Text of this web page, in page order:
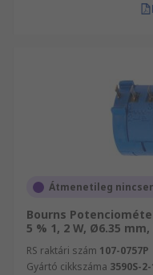
Átmenetileg
Bourns
5 % 1, 2 W, Ø6.35
RS raktári szám 107-0757P
Gyártó cikkszáma 3590S-